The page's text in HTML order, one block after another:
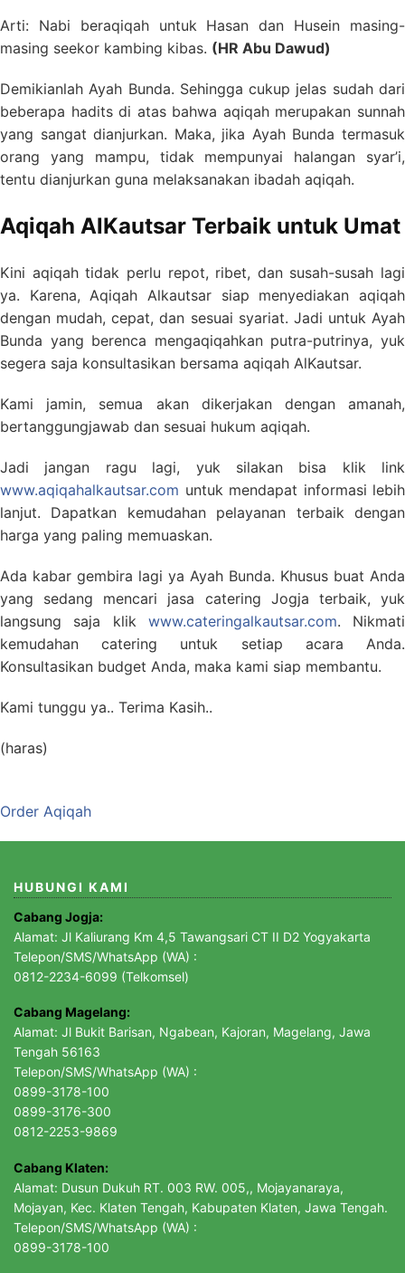
Arti: Nabi beraqiqah untuk Hasan dan Husein masing-
masing seekor kambing kibas. (HR Abu Dawud)
Demikianlah Ayah Bunda. Sehingga cukup jelas sudah dari
beberapa hadits di atas bahwa aqiqah merupakan sunnah
yang sangat dianjurkan. Maka, jika Ayah Bunda termasuk
orang yang mampu, tidak mempunyai halangan syar’i,
tentu dianjurkan guna melaksanakan ibadah aqiqah.
Aqiqah AlKautsar Terbaik untuk Umat
Kini aqiqah tidak perlu repot, ribet, dan susah-susah lagi
ya. Karena, Aqiqah Alkautsar siap menyediakan aqiqah
dengan mudah, cepat, dan sesuai syariat. Jadi untuk Ayah
Bunda yang berenca mengaqiqahkan putra-putrinya, yuk
segera saja konsultasikan bersama aqiqah AlKautsar.
Kami jamin, semua akan dikerjakan dengan amanah,
bertanggungjawab dan sesuai hukum aqiqah.
Jadi jangan ragu lagi, yuk silakan bisa klik link
www.aqiqahalkautsar.com untuk mendapat informasi lebih
lanjut. Dapatkan kemudahan pelayanan terbaik dengan
harga yang paling memuaskan.
Ada kabar gembira lagi ya Ayah Bunda. Khusus buat Anda
yang sedang mencari jasa catering Jogja terbaik, yuk
langsung saja klik www.cateringalkautsar.com. Nikmati
kemudahan catering untuk setiap acara Anda.
Konsultasikan budget Anda, maka kami siap membantu.
Kami tunggu ya.. Terima Kasih..
(haras)
Order Aqiqah
HUBUNGI KAMI
Cabang Jogja:
Alamat: Jl Kaliurang Km 4,5 Tawangsari CT II D2 Yogyakarta
Telepon/SMS/WhatsApp (WA) :
0812-2234-6099 (Telkomsel)
Cabang Magelang:
Alamat: Jl Bukit Barisan, Ngabean, Kajoran, Magelang, Jawa
Tengah 56163
Telepon/SMS/WhatsApp (WA) :
0899-3178-100
0899-3176-300
0812-2253-9869
Cabang Klaten:
Alamat: Dusun Dukuh RT. 003 RW. 005,, Mojayanaraya,
Mojayan, Kec. Klaten Tengah, Kabupaten Klaten, Jawa Tengah.
Telepon/SMS/WhatsApp (WA) :
0899-3178-100